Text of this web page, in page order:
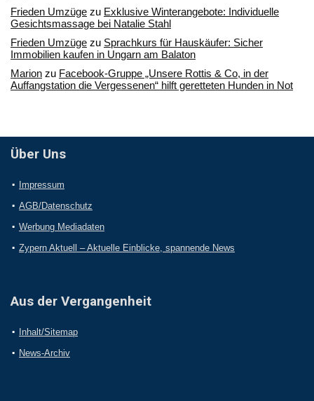
Frieden Umzüge zu Exklusive Winterangebote: Individuelle
Gesichtsmassage bei Natalie Stahl
Frieden Umzüge zu Sprachkurs für Hauskäufer: Sicher
Immobilien kaufen in Ungarn am Balaton
Marion zu Facebook-Gruppe „Unsere Rottis & Co, in der
Auffangstation die Vergessenen“ hilft geretteten Hunden in Not
Über Uns
Impressum
AGB/Datenschutz
Werbung Mediadaten
Zypern Aktuell – Aktuelle Einblicke, spannende News
Aus der Vergangenheit
Inhalt/Sitemap
News-Archiv